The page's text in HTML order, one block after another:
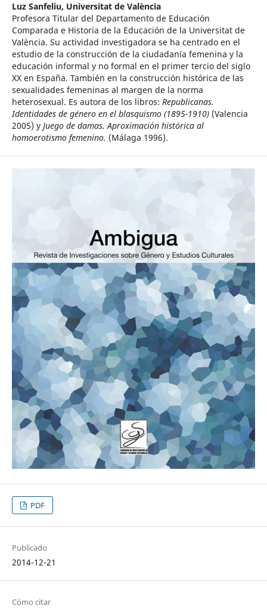
Luz Sanfeliu, Universitat de València
Profesora Titular del Departamento de Educación
Comparada e Historia de la Educación de la Universitat de
València. Su actividad investigadora se ha centrado en el
estudio de la construcción de la ciudadanía femenina y la
educación informal y no formal en el primer tercio del siglo
XX en España. También en la construcción histórica de las
sexualidades femeninas al margen de la norma
heterosexual. Es autora de los libros: Republicanas.
Identidades de género en el blasquismo (1895-1910)(Valencia
2005) y Juego de damas. Aproximación histórica al
homoerotismo femenino. (Málaga 1996).
PDF
Publicado
2014-12-21
Cómo citar